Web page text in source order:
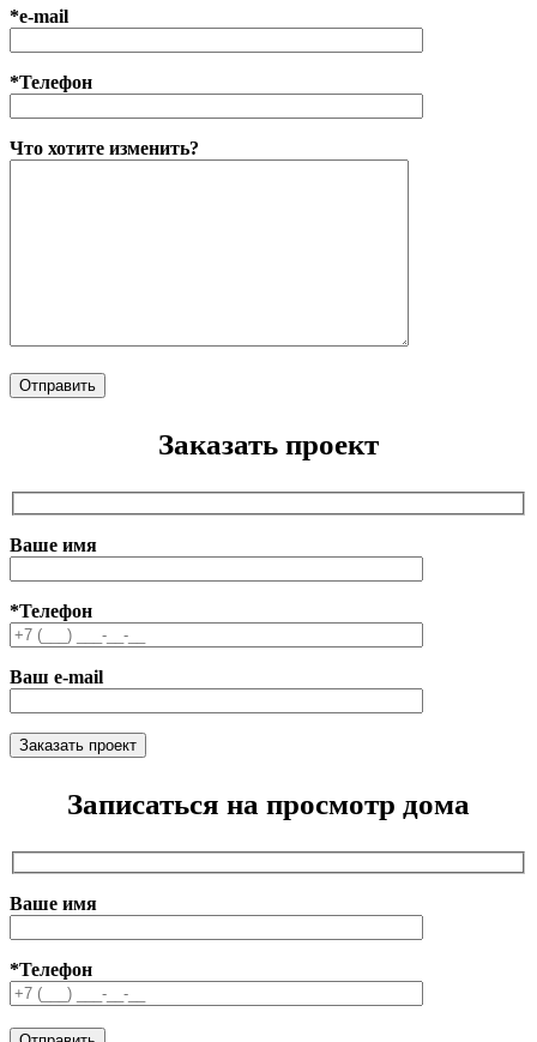
*e-mail
*Телефон
Что хотите изменить?
Заказать проект
Ваше имя
*Телефон
Ваш e-mail
Записаться на просмотр дома
Ваше имя
*Телефон